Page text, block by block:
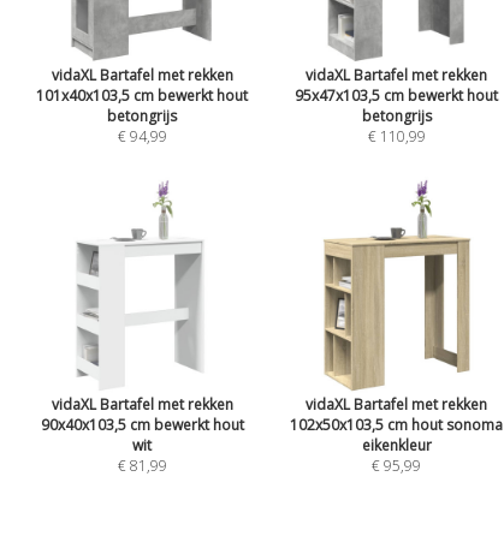
vidaXL Bartafel met rekken
101x40x103,5 cm bewerkt hout
betongrijs
€ 94,99
vidaXL Bartafel met rekken
95x47x103,5 cm bewerkt hout
betongrijs
€ 110,99
vidaXL Bartafel met rekken
90x40x103,5 cm bewerkt hout
wit
€ 81,99
vidaXL Bartafel met rekken
102x50x103,5 cm hout sonoma
eikenkleur
€ 95,99